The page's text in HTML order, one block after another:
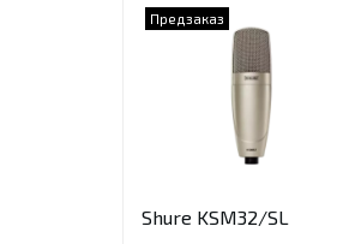
Предзаказ
Shure KSM32/SL